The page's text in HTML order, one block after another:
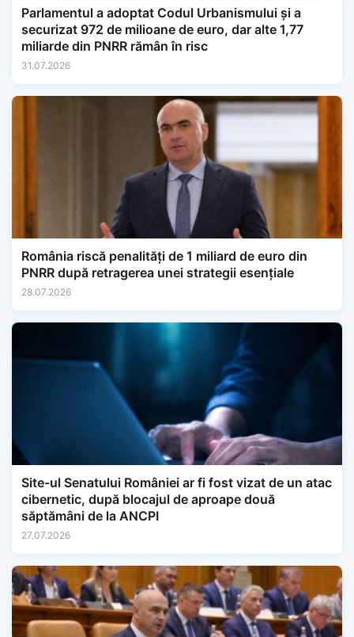
Parlamentul a adoptat Codul Urbanismului și a
securizat 972 de milioane de euro, dar alte 1,77
miliarde din PNRR rămân în risc
31.07.2026
România riscă penalități de 1 miliard de euro din
PNRR după retragerea unei strategii esențiale
28.07.2026
Site-ul Senatului României ar fi fost vizat de un atac
cibernetic, după blocajul de aproape două
săptămâni de la ANCPI
27.07.2026